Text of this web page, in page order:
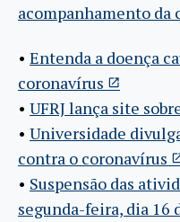
acompanhamento da
• Entenda a doença
coronavírus
• UFRJ lança site
• Universidade
contra o coronavírus
• Suspensão das
segunda-feira, dia 16